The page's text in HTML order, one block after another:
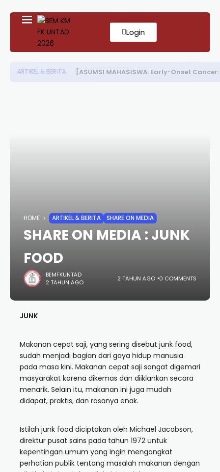
Login
ARTIKEL & BERITA [ASUMSI MAHASISWA: Early-Onset
HOME ARTIKEL & BERITA SHARE ON MEDIA
SHARE ON MEDIA : JUNK
FOOD
BEMFKUNTAD
2 TAHUN AGO
2 TAHUN AGO 0 COMMENTS
JUNK
Makanan cepat saji, yang sering disebut junk food,
sudah menjadi bagian dari gaya hidup manusia
pada masa kini. Makanan cepat saji sangat digemari
masyarakat karena dikemas dan diiklankan secara
menarik. Selain itu, makanan ini juga mudah
didapat, praktis, dan rasanya enak.
Istilah junk food diciptakan oleh Michael Jacobson,
direktur pusat sains pada tahun 1972 untuk
kepentingan umum yang ingin mengangkat
perhatian publik tentang masalah makanan dengan